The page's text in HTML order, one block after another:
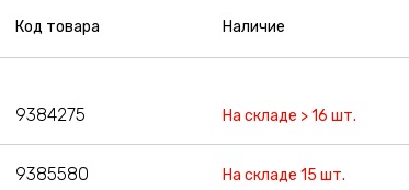
Код товара Наличие
9384275 На складе > 16 шт.
9385580 На складе 15 шт.